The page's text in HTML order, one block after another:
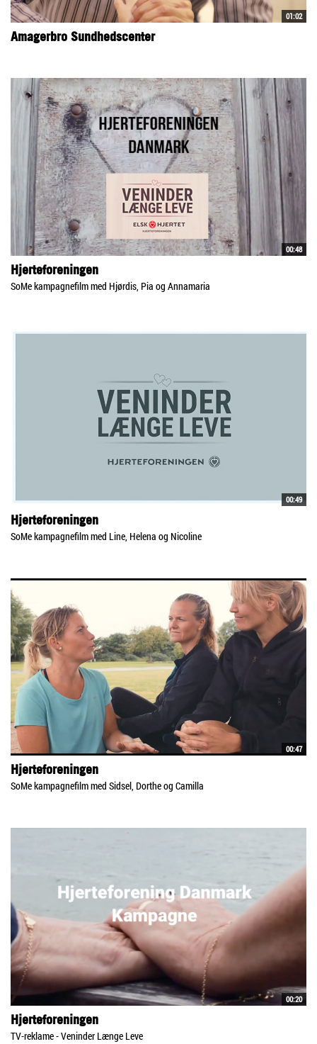
01:02
Amagerbro Sundhedscenter
00:48
Hjerteforeningen
SoMe kampagnefilm med Hjørdis, Pia og Annamaria
00:49
Hjerteforeningen
SoMe kampagnefilm med Line, Helena og Nicoline
00:47
Hjerteforeningen
SoMe kampagnefilm med Sidsel, Dorthe og Camilla
00:20
Hjerteforeningen
TV-reklame - Veninder Længe Leve